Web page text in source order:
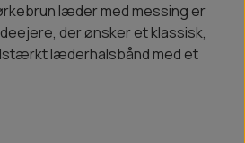
læder med messing er
der ønsker et klassisk,
læderhalsbånd med et